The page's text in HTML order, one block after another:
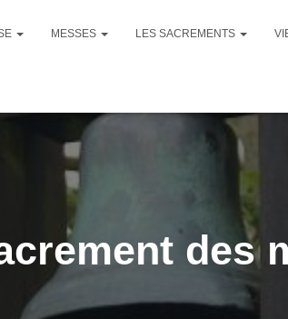
MESSES LES SACREMENTS
des